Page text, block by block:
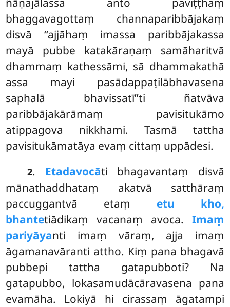
bhaggavagottaṃ channaparibbājakaṃ
disvā ‘‘ajjāhaṃ imassa paribbājakassa
mayā pubbe katakāraṇaṃ samāharitvā
dhammaṃ kathessāmi, sā dhammakathā
assa mayi pasādappaṭilābhavasena
saphalā bhavissatī’’ti ñatvāva
paribbājakārāmaṃ pavisitukāmo
atippagova nikkhami. Tasmā tattha
pavisitukāmatāya evaṃ cittaṃ uppādesi.
2. Etadavocāti bhagavantaṃ disvā
mānathaddhataṃ akatvā satthāraṃ
paccuggantvā etaṃ etu kho,
bhantetiādikaṃ vacanaṃ avoca. Imaṃ
pariyāyanti imaṃ vāraṃ, ajja imaṃ
āgamanavāranti attho. Kiṃ pana bhagavā
pubbepi tattha gatapubboti? Na
gatapubbo, lokasamudācāravasena pana
evamāha. Lokiyā hi cirassaṃ āgatampi